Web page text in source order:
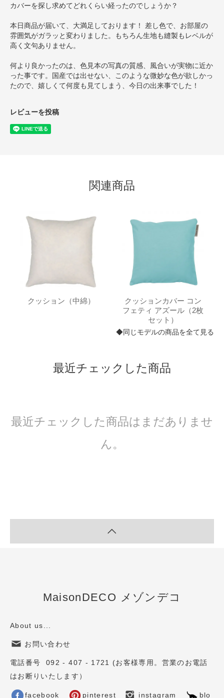
カバーを探し求めてどれくらい経ったのでしょうか？
本日商品が届いて、大満足しております！ 差し色で、お部屋の
雰囲気がガラッと変わりました。もちろん生地も縫製もレベルが
高く文句ありません。
何より良かったのは、色見本の写真の質感、風合いが実物に近か
った事です。国産では出せない、このような微妙な色が欲しかっ
たので、嬉しくて何度も見てしまう、今日の出来事でした！
レビューを投稿
関連商品
クッション（中綿）
クッションカバー コン
フェティ アズール（2枚
セット）
◆同じモデルの商品を全て見る
最近チェックした商品
最近チェックした商品はまだありませ
ん。
MaisonDECO メゾンデコ
About us...
お問い合わせ
電話番号 092 - 407 - 1721 (お客様専用。営業のお電話
はお断りいたします）
facebook pinterest instagram blo